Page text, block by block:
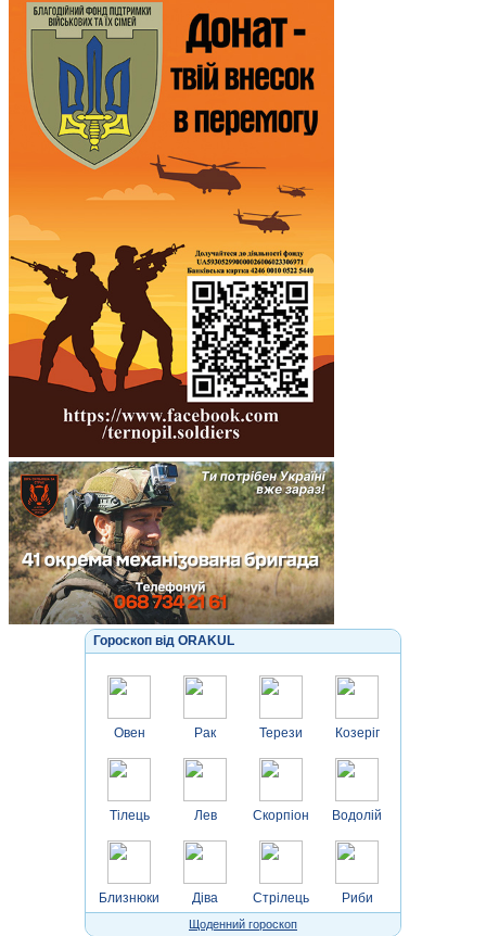
Гороскоп від ORAKUL
Овен
Тілець
Близнюки
Рак
Лев
Діва
Терези
Скорпіон
Стрілець
Козеріг
Водолій
Риби
Щоденний гороскоп